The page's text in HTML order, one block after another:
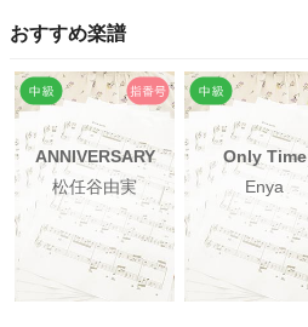
おすすめ楽譜
ANNIVERSARY
松任谷由実
Only Time
Enya